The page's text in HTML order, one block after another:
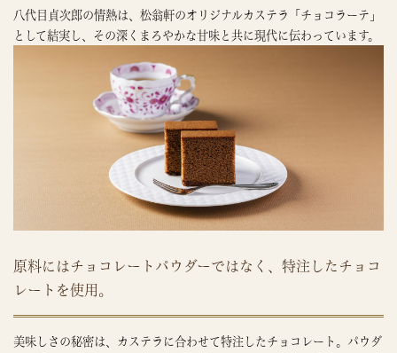
八代目貞次郎の情熱は、松翁軒のオリジナルカステラ「チョコラーテ」
として結実し、その深くまろやかな甘味と共に現代に伝わっています。
原料にはチョコレートパウダーではなく、特注したチョコ
レートを使用。
美味しさの秘密は、カステラに合わせて特注したチョコレート。パウダ